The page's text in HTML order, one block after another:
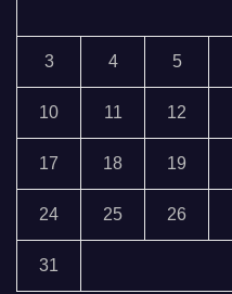
3 4 5
10 11 12
17 18 19
24 25 26
31